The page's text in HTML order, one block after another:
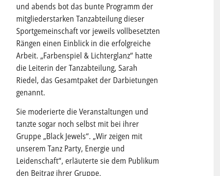
und abends bot das bunte Programm der
mitgliederstarken Tanzabteilung dieser
Sportgemeinschaft vor jeweils vollbesetzten
Rängen einen Einblick in die erfolgreiche
Arbeit. „Farbenspiel & Lichterglanz“ hatte
die Leiterin der Tanzabteilung, Sarah
Riedel, das Gesamtpaket der Darbietungen
genannt.
Sie moderierte die Veranstaltungen und
tanzte sogar noch selbst mit bei ihrer
Gruppe „Black Jewels“. „Wir zeigen mit
unserem Tanz Party, Energie und
Leidenschaft“, erläuterte sie dem Publikum
den Beitrag ihrer Gruppe.